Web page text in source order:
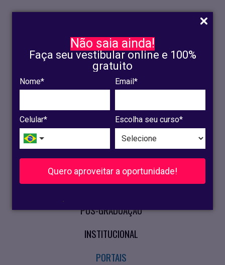
Não saia ainda!
Faça seu vestibular online e 100%
gratuito
Nome* Email*
Celular* Escolha seu curso*
Quero aproveitar a oportunidade!
.
INSCRIÇÃO
OLINDA
RECIFE
VESTIBULAR
CURSOS PRESENCIAIS
PÓS-GRADUAÇÃO
INSTITUCIONAL
PORTAIS